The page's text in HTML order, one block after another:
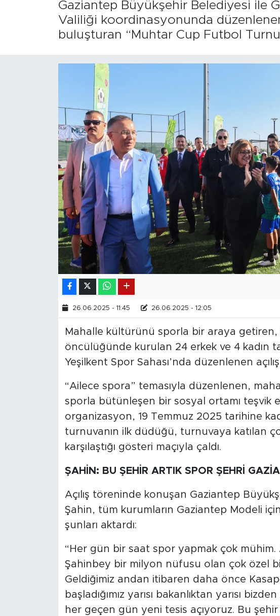
Gaziantep Büyükşehir Belediyesi ile
Valiliği koordinasyonunda
buluşturan “Muhtar Cup Futbol
26.06.2025 - 11:45 26.06.2025 - 12:05
Mahalle kültürünü sporla bir araya
öncülüğünde kurulan 24 erkek ve 4 kadın
Yeşilkent Spor Sahası’nda düzenlenen
“Ailece spora” temasıyla düzenlenen,
sporla bütünleşen bir sosyal ortamı teşvik
organizasyon, 19 Temmuz 2025 tarihine
turnuvanın ilk düdüğü, turnuvaya katılan
karşılaştığı gösteri maçıyla çaldı.
ŞAHİN: BU ŞEHİR ARTIK SPOR ŞEHRİ
Açılış töreninde konuşan Gaziantep
Şahin, tüm kurumların Gaziantep Modeli
şunları aktardı:
“Her gün bir saat spor yapmak çok mühim.
Şahinbey bir milyon nüfusu olan çok özel
Geldiğimiz andan itibaren daha önce
başladığımız yarısı bakanlıktan yarısı
her geçen gün yeni tesis açıyoruz. Bu